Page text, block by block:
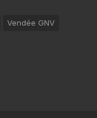
Vendée GNV